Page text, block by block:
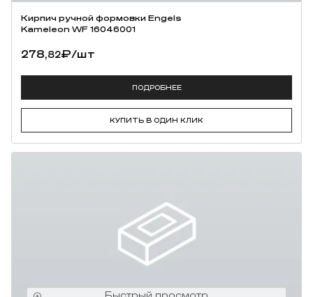
Кирпич ручной формовки Engels
Kameleon WF 16046001
278,82₽/шт
ПОДРОБНЕЕ
КУПИТЬ В ОДИН КЛИК